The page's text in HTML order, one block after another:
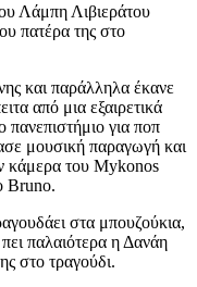
Λάμπη Λιβιεράτου
πατέρα της στο
και παράλληλα έκανε
από μια εξαιρετικά
πανεπιστήμιο για ποπ
μουσική παραγωγή και
κάμερα του Mykonos
Bruno.
στα μπουζούκια,
παλαιότερα η Δανάη
στο τραγούδι.